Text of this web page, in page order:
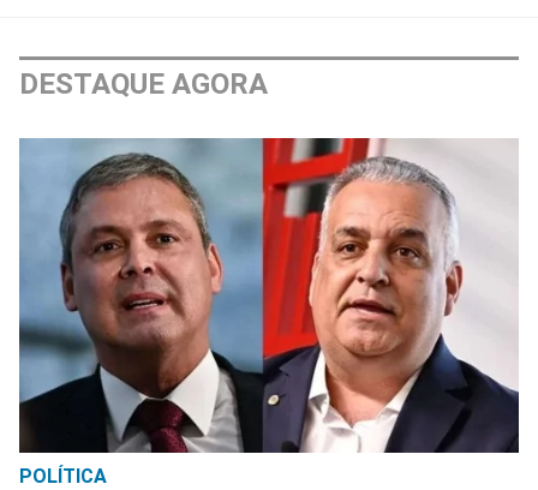
DESTAQUE AGORA
POLÍTICA